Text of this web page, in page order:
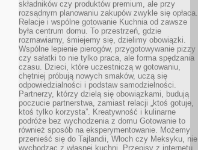
składników czy produktów premium, ale przy
rozsądnym planowaniu zakupów zwykle się opłaca.
Relacje i wspólne gotowanie Kuchnia od zawsze
była centrum domu. To przestrzeń, gdzie
rozmawiamy, śmiejemy się, dzielimy obowiązki.
Wspólne lepienie pierogów, przygotowywanie pizzy
czy sałatki to nie tylko praca, ale forma spędzania
czasu. Dzieci, które uczestniczą w gotowaniu,
chętniej próbują nowych smaków, uczą się
odpowiedzialności i podstaw samodzielności.
Partnerzy, którzy dzielą się obowiązkami, budują
poczucie partnerstwa, zamiast relacji „ktoś gotuje,
ktoś tylko korzysta”. Kreatywność i kulinarne
podróże bez wychodzenia z domu Gotowanie to
również sposób na eksperymentowanie. Możemy
przenieść się do Tajlandii, Włoch czy Meksyku, nie
wychodząc z własnej kuchni. Przepisy z internetu,